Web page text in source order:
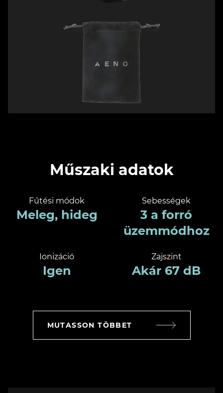
Műszaki adatok
Fűtési módok
Meleg, hideg
Sebességek
3 a forró
üzemmódhoz
Ionizáció
Igen
Zajszint
Akár 67 dB
MUTASSON TÖBBET